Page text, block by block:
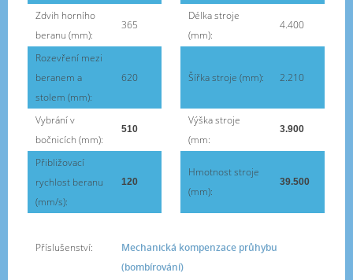
Zdvih horního
beranu (mm):
365
Délka stroje
(mm):
4.400
Rozevření mezi
beranem a
stolem (mm):
620 Šířka stroje (mm): 2.210
Vybrání v
bočnicích (mm):
510
Výška stroje
(mm:
3.900
Přibližovací
rychlost beranu
(mm/s):
120
Hmotnost stroje
(mm):
39.500
Příslušenství:
Mechanická kompenzace průhybu
(bombírování)